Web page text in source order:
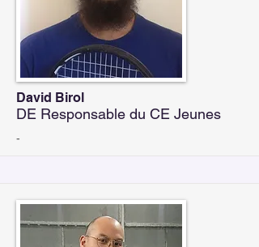
David Birol
DE Responsable du CE Jeunes
-